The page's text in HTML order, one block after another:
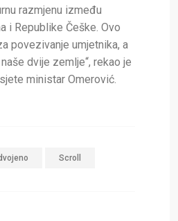
razmjenu između
i Republike Češke. Ovo
povezivanje umjetnika, a
dvije zemlje“, rekao je
ministar Omerović.
Scroll